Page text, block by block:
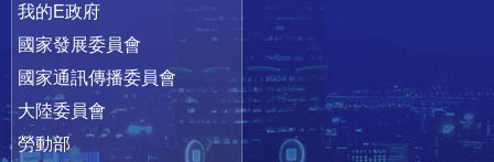
我的E政府
國家發展委員會
國家通訊傳播委員會
大陸委員會
勞動部